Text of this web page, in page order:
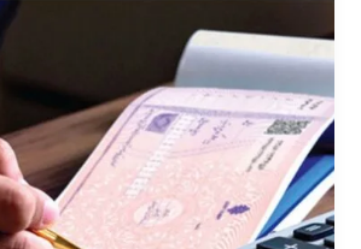
سامانه
ی
صیاد
کدامند؟